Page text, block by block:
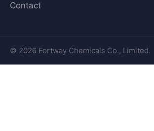
Contact
© 2026 Fortway Chemicals Co., Limited.